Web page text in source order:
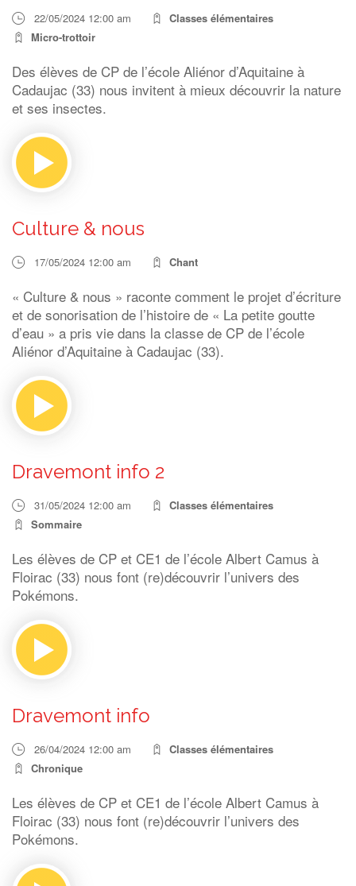
22/05/2024 12:00 am
Classes élémentaires
Micro-trottoir
Des élèves de CP de l’école Aliénor d’Aquitaine à
Cadaujac (33) nous invitent à mieux découvrir la nature
et ses insectes.
Culture & nous
17/05/2024 12:00 am Chant
« Culture & nous » raconte comment le projet d’écriture
et de sonorisation de l’histoire de « La petite goutte
d’eau » a pris vie dans la classe de CP de l’école
Aliénor d’Aquitaine à Cadaujac (33).
Dravemont info 2
31/05/2024 12:00 am
Classes élémentaires
Sommaire
Les élèves de CP et CE1 de l’école Albert Camus à
Floirac (33) nous font (re)découvrir l’univers des
Pokémons.
Dravemont info
26/04/2024 12:00 am
Classes élémentaires
Chronique
Les élèves de CP et CE1 de l’école Albert Camus à
Floirac (33) nous font (re)découvrir l’univers des
Pokémons.